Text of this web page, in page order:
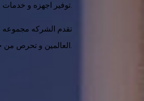
توفير اجهزه و خدمات لتقليل الفاقد و الحفاظ على المياه.
تقدم الشركه مجموعه
العالمين و تحرص من خلال ذلك على تعظيم إيرادات الشركات العامله فى مجال المياه مما يفيد تحسين مستوى الخدمه و تقليل الفاقد و السارقات فى منظومة المياه.